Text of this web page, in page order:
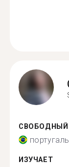
СВОБОДНЫЙ
ИЗУЧАЕТ